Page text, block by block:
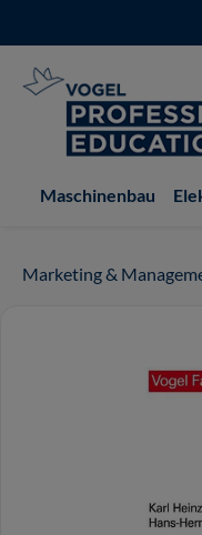
Maschinenbau
Marketing &